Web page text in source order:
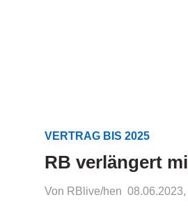
VERTRAG BIS 2025
RB verlängert
Von RBlive/hen 08.06.2023,